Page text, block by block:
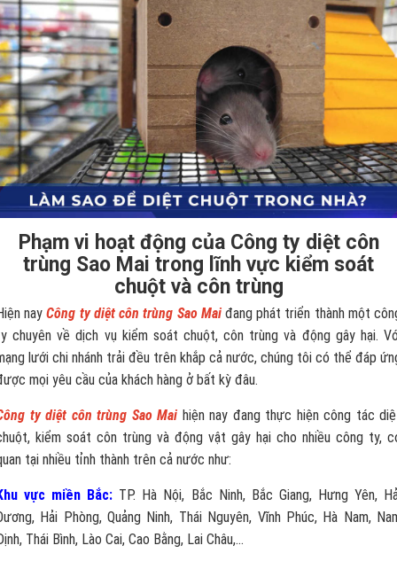
Phạm vi hoạt động của Công ty diệt côn
trùng Sao Mai trong lĩnh vực kiểm soát
chuột và côn trùng
nayCông ty diệt côn trùng Sao Maiđang phát triển thành một
chuyên về dịch vụ kiểm soát chuột, côn trùng và động gây hại.
lưới chi nhánh trải đều trên khắp cả nước, chúng tôi có thể đáp
mọi yêu cầu của khách hàng ở bất kỳ đâu.
ty diệt côn trùng Sao Mai hiện nay đang thực hiện công tác
kiểm soát côn trùng và động vật gây hại cho nhiều công ty,
tại nhiều tỉnh thành trên cả nước như:
vực miền Bắc: TP. Hà Nội, Bắc Ninh, Bắc Giang, Hưng Yên,
Hải Phòng, Quảng Ninh, Thái Nguyên, Vĩnh Phúc, Hà Nam,
Thái Bình, Lào Cai, Cao Bằng, Lai Châu,...